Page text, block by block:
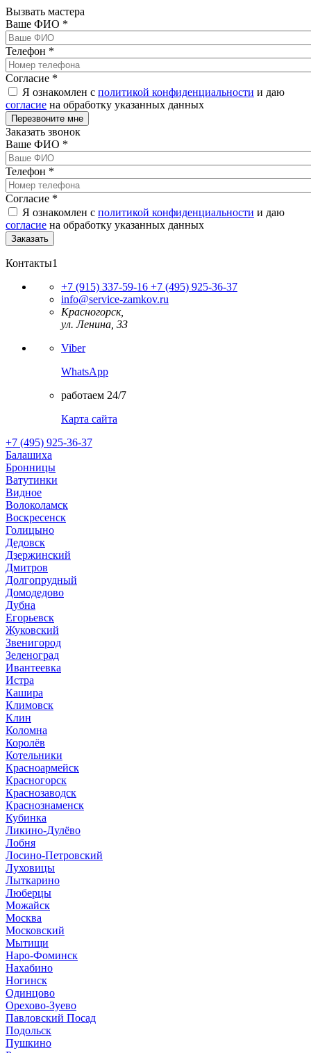
Вызвать мастера
Ваше ФИО *
Телефон *
Согласие *
Я ознакомлен с политикой конфиденциальности и даю
согласие на обработку указанных данных
Заказать звонок
Ваше ФИО *
Телефон *
Согласие *
Я ознакомлен с политикой конфиденциальности и даю
согласие на обработку указанных данных
Контакты1
+7 (915) 337-59-16 +7 (495) 925-36-37
info@service-zamkov.ru
Красногорск,
ул. Ленина, 33
Viber
WhatsApp
работаем 24/7
Карта сайта
+7 (495) 925-36-37
Балашиха
Бронницы
Ватутинки
Видное
Волоколамск
Воскресенск
Голицыно
Дедовск
Дзержинский
Дмитров
Долгопрудный
Домодедово
Дубна
Егорьевск
Жуковский
Звенигород
Зеленоград
Ивантеевка
Истра
Кашира
Климовск
Клин
Коломна
Королёв
Котельники
Красноармейск
Красногорск
Краснозаводск
Краснознаменск
Кубинка
Ликино-Дулёво
Лобня
Лосино-Петровский
Луховицы
Лыткарино
Люберцы
Можайск
Москва
Московский
Мытищи
Наро-Фоминск
Нахабино
Ногинск
Одинцово
Орехово-Зуево
Павловский Посад
Подольск
Пушкино